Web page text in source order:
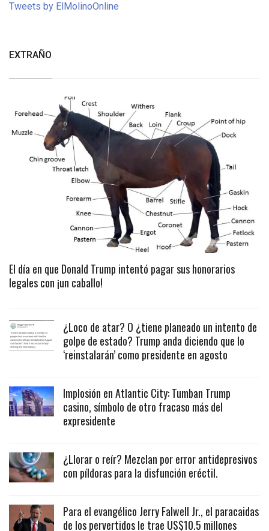
Tweets by ElMolinoOnline
EXTRAÑO
El día en que Donald Trump intentó pagar sus honorarios
legales con ¡un caballo!
¿Loco de atar? O ¿tiene planeado un intento de
golpe de estado? Trump anda diciendo que lo
‘reinstalarán’ como presidente en agosto
Implosión en Atlantic City: Tumban Trump
casino, símbolo de otro fracaso más del
expresidente
¿Llorar o reír? Mezclan por error antidepresivos
con píldoras para la disfunción eréctil.
Para el evangélico Jerry Falwell Jr., el paracaidas
de los pervertidos le trae US$10.5 millones